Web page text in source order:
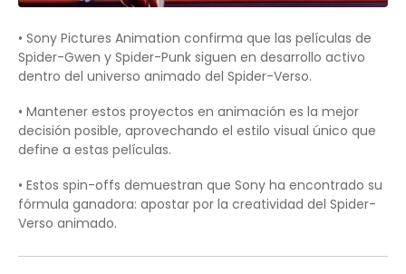
• Sony Pictures Animation confirma que las películas de
Spider-Gwen y Spider-Punk siguen en desarrollo activo
dentro del universo animado del Spider-Verso.
• Mantener estos proyectos en animación es la mejor
decisión posible, aprovechando el estilo visual único que
define a estas películas.
• Estos spin-offs demuestran que Sony ha encontrado su
fórmula ganadora: apostar por la creatividad del Spider-
Verso animado.